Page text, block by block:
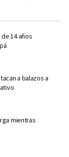
14 años
a balazos a
mientras